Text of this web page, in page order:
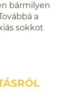
bármilyen
a
sokkot